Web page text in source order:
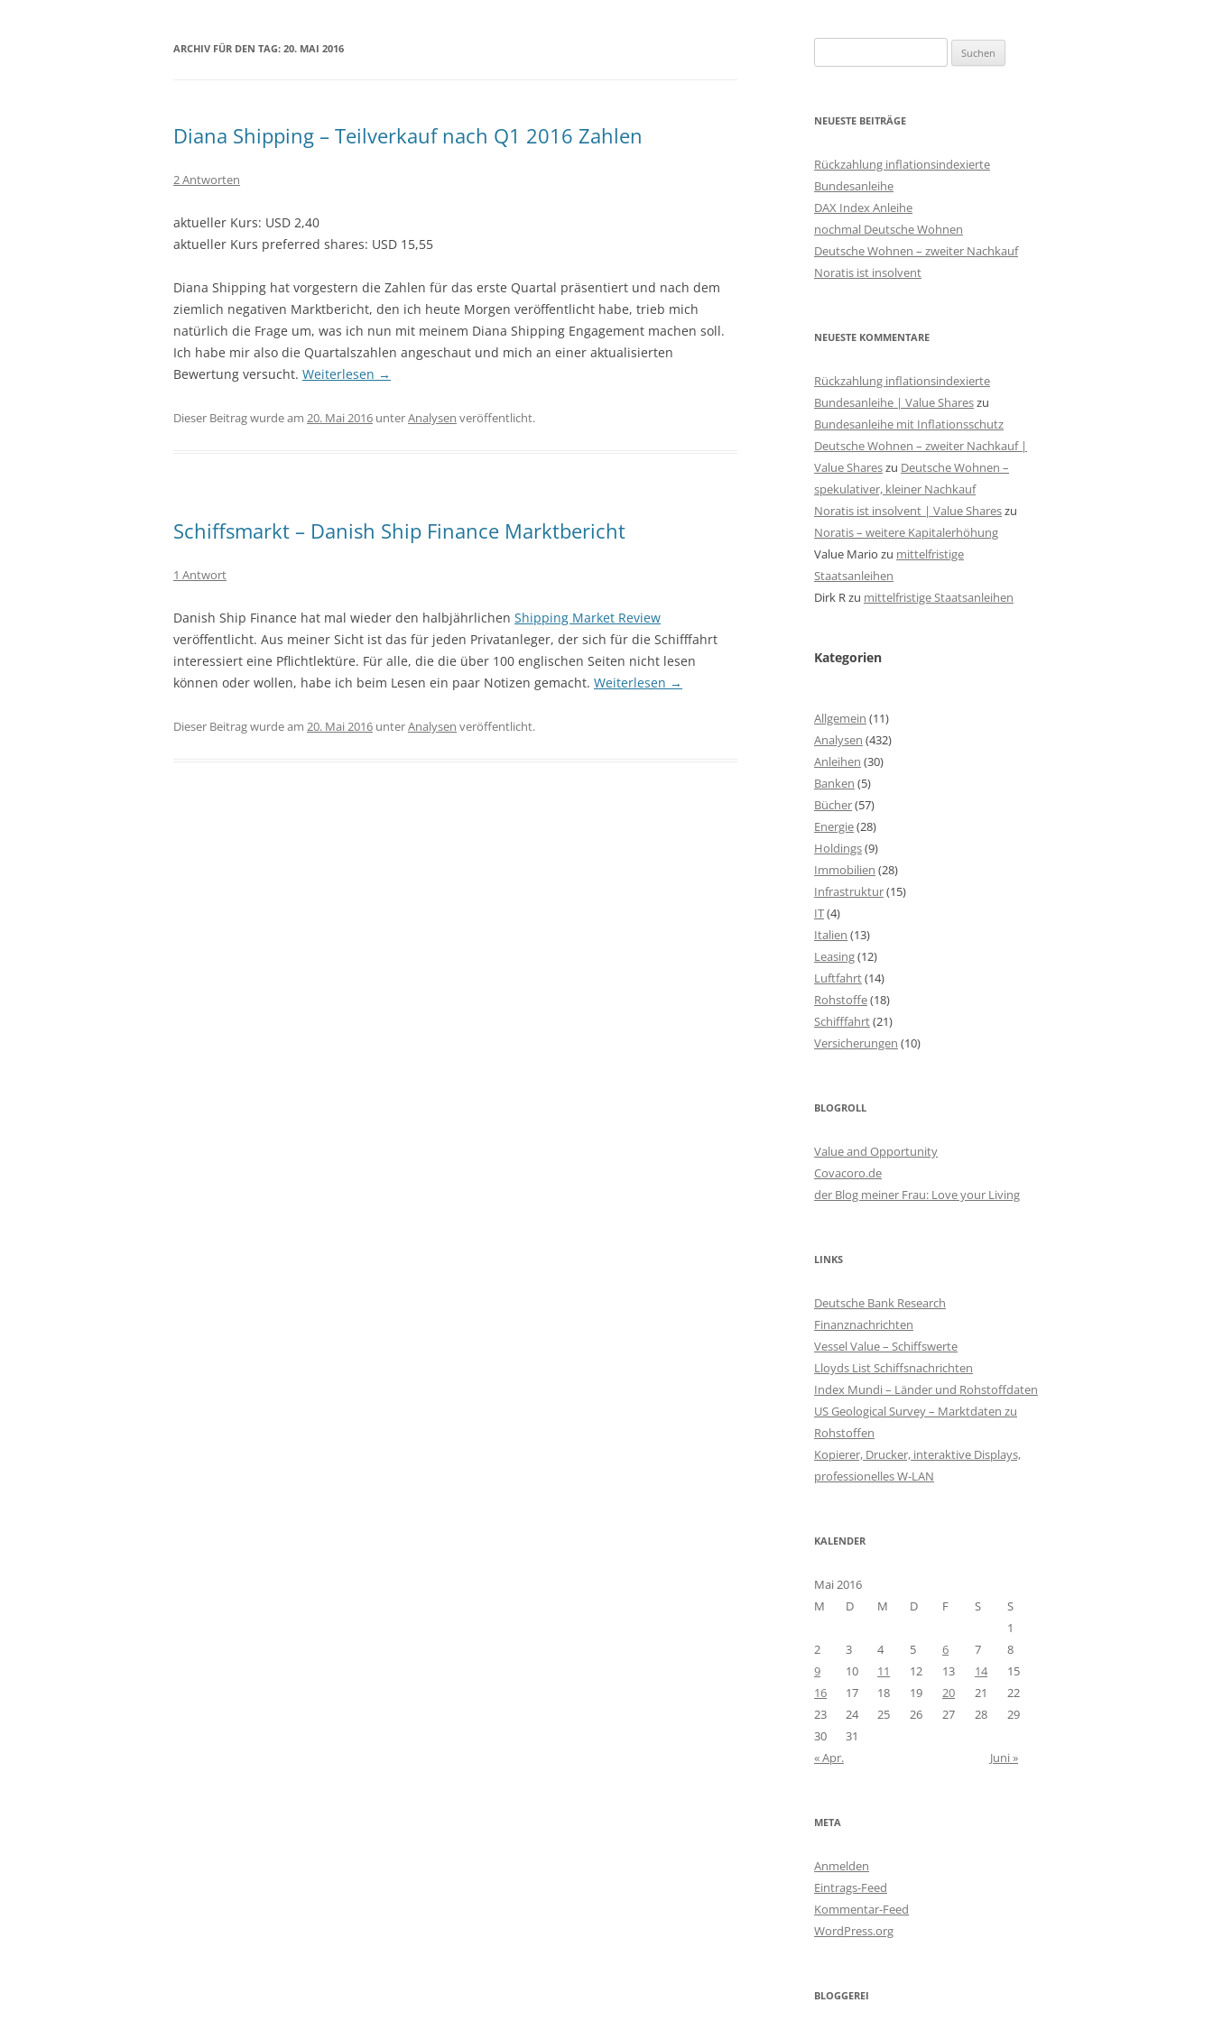
ARCHIV FÜR DEN TAG: 20. MAI 2016
Diana Shipping – Teilverkauf nach Q1 2016 Zahlen
2 Antworten
aktueller Kurs: USD 2,40
aktueller Kurs preferred shares: USD 15,55
Diana Shipping hat vorgestern die Zahlen für das erste Quartal präsentiert und nach dem
ziemlich negativen Marktbericht, den ich heute Morgen veröffentlicht habe, trieb mich
natürlich die Frage um, was ich nun mit meinem Diana Shipping Engagement machen soll.
Ich habe mir also die Quartalszahlen angeschaut und mich an einer aktualisierten
Bewertung versucht. Weiterlesen →
Dieser Beitrag wurde am 20. Mai 2016 unterAnalysen veröffentlicht.
Schiffsmarkt – Danish Ship Finance Marktbericht
1 Antwort
Danish Ship Finance hat mal wieder den halbjährlichen Shipping Market Review
veröffentlicht. Aus meiner Sicht ist das für jeden Privatanleger, der sich für die Schifffahrt
interessiert eine Pflichtlektüre. Für alle, die die über 100 englischen Seiten nicht lesen
können oder wollen, habe ich beim Lesen ein paar Notizen gemacht. Weiterlesen →
Dieser Beitrag wurde am 20. Mai 2016 unterAnalysen veröffentlicht.
nach:
NEUESTE BEITRÄGE
Rückzahlung inflationsindexierte
Bundesanleihe
DAX Index Anleihe
nochmal Deutsche Wohnen
Deutsche Wohnen – zweiter Nachkauf
Noratis ist insolvent
NEUESTE KOMMENTARE
Rückzahlung inflationsindexierte
Bundesanleihe | Value Shareszu
Bundesanleihe mit Inflationsschutz
Deutsche Wohnen – zweiter Nachkauf |
Value Shareszu Deutsche Wohnen –
spekulativer, kleiner Nachkauf
Noratis ist insolvent | Value Shareszu
Noratis – weitere Kapitalerhöhung
Value Mario zu mittelfristige
Staatsanleihen
Dirk Rzu mittelfristige Staatsanleihen
Kategorien
Allgemein (11)
Analysen (432)
Anleihen (30)
Banken (5)
Bücher(57)
Energie(28)
Holdings(9)
Immobilien (28)
Infrastruktur(15)
IT(4)
Italien (13)
Leasing(12)
Luftfahrt(14)
Rohstoffe(18)
Schifffahrt(21)
Versicherungen (10)
BLOGROLL
Value and Opportunity
Covacoro.de
der Blog meiner Frau: Love your Living
LINKS
Deutsche Bank Research
Finanznachrichten
Vessel Value – Schiffswerte
Lloyds List Schiffsnachrichten
Index Mundi – Länder und Rohstoffdaten
US Geological Survey – Marktdaten zu
Rohstoffen
Kopierer, Drucker, interaktive Displays,
professionelles W-LAN
KALENDER
Mai 2016
M
D M D F S
S
1
2
3 4 5 6 7
8
9
10 11 12 13 14
15
16
17 18 19 20 21
22
23
24 25 26 27 28
29
30
31
« Apr.
Juni »
META
Anmelden
Eintrags-Feed
Kommentar-Feed
WordPress.org
BLOGGEREI